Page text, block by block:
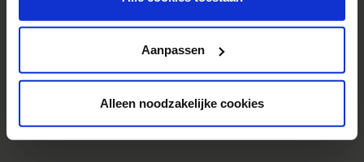
Aanpassen
Alleen noodzakelijke cookies
Bel, mail of chat met ons
Cookies instellingen
Disclaimer & copyright
Vacatures